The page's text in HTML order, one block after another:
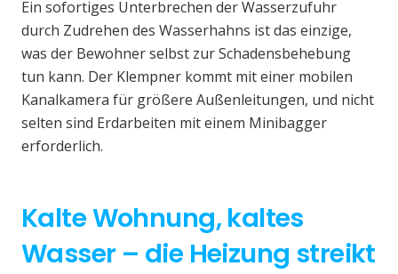
Ein sofortiges Unterbrechen der Wasserzufuhr
durch Zudrehen des Wasserhahns ist das einzige,
was der Bewohner selbst zur Schadensbehebung
tun kann. Der Klempner kommt mit einer mobilen
Kanalkamera für größere Außenleitungen, und nicht
selten sind Erdarbeiten mit einem Minibagger
erforderlich.
Kalte Wohnung, kaltes
Wasser – die Heizung streikt